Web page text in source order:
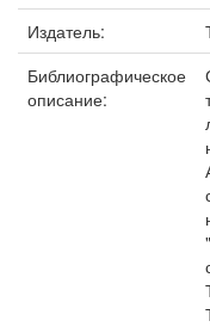
Издатель:
Библиографическое
описание: